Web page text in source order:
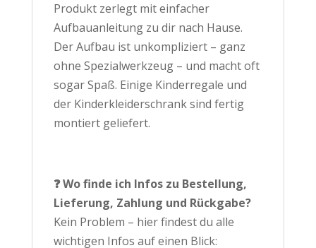
Produkt zerlegt mit einfacher
Aufbauanleitung zu dir nach Hause.
Der Aufbau ist unkompliziert – ganz
ohne Spezialwerkzeug – und macht oft
sogar Spaß. Einige Kinderregale und
der Kinderkleiderschrank sind fertig
montiert geliefert.
❓ Wo finde ich Infos zu Bestellung,
Lieferung, Zahlung und Rückgabe?
Kein Problem – hier findest du alle
wichtigen Infos auf einen Blick: